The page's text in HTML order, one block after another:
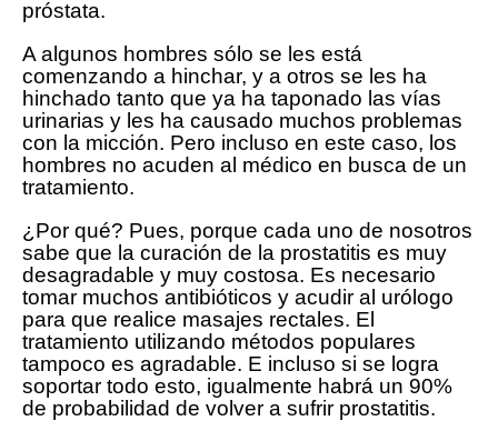
próstata.
A algunos hombres sólo se les está
comenzando a hinchar, y a otros se les ha
hinchado tanto que ya ha taponado las vías
urinarias y les ha causado muchos problemas
con la micción. Pero incluso en este caso, los
hombres no acuden al médico en busca de un
tratamiento.
¿Por qué? Pues, porque cada uno de nosotros
sabe que la curación de la prostatitis es muy
desagradable y muy costosa. Es necesario
tomar muchos antibióticos y acudir al urólogo
para que realice masajes rectales. El
tratamiento utilizando métodos populares
tampoco es agradable. E incluso si se logra
soportar todo esto, igualmente habrá un 90%
de probabilidad de volver a sufrir prostatitis.